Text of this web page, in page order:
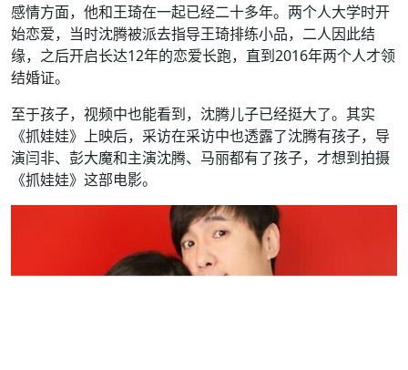
感情方面，他和王琦在一起已经二十多年。两个人大学时开
始恋爱，当时沈腾被派去指导王琦排练小品，二人因此结
缘，之后开启长达12年的恋爱长跑，直到2016年两个人才领
结婚证。
至于孩子，视频中也能看到，沈腾儿子已经挺大了。其实
《抓娃娃》上映后，采访在采访中也透露了沈腾有孩子，导
演闫非、彭大魔和主演沈腾、马丽都有了孩子，才想到拍摄
《抓娃娃》这部电影。